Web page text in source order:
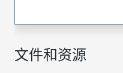
文件和资源